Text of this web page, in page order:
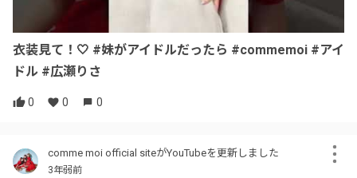
衣装見て！🤍 #妹がアイドルだったら #commemoi #アイ
ドル #広瀬りさ
0 0 0
comme moi official siteがYouTubeを更新しました
3年弱前